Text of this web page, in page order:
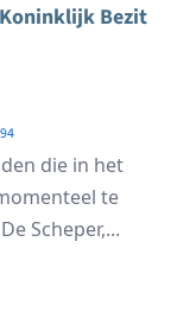
Bezit
die in het
te
Scheper,...